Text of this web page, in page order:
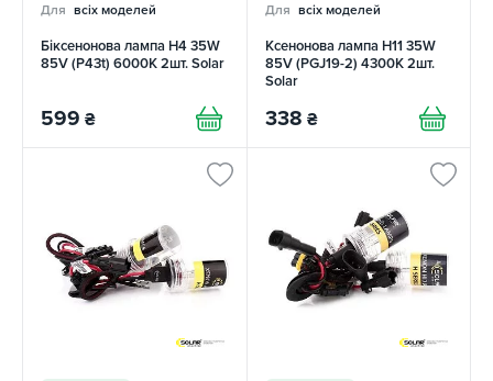
Для всіх моделей
Біксенонова лампа H4 35W
85V (P43t) 6000K 2шт. Solar
599 ₴
Для всіх моделей
Ксенонова лампа Н11 35W
85V (PGJ19-2) 4300K 2шт.
Solar
338 ₴